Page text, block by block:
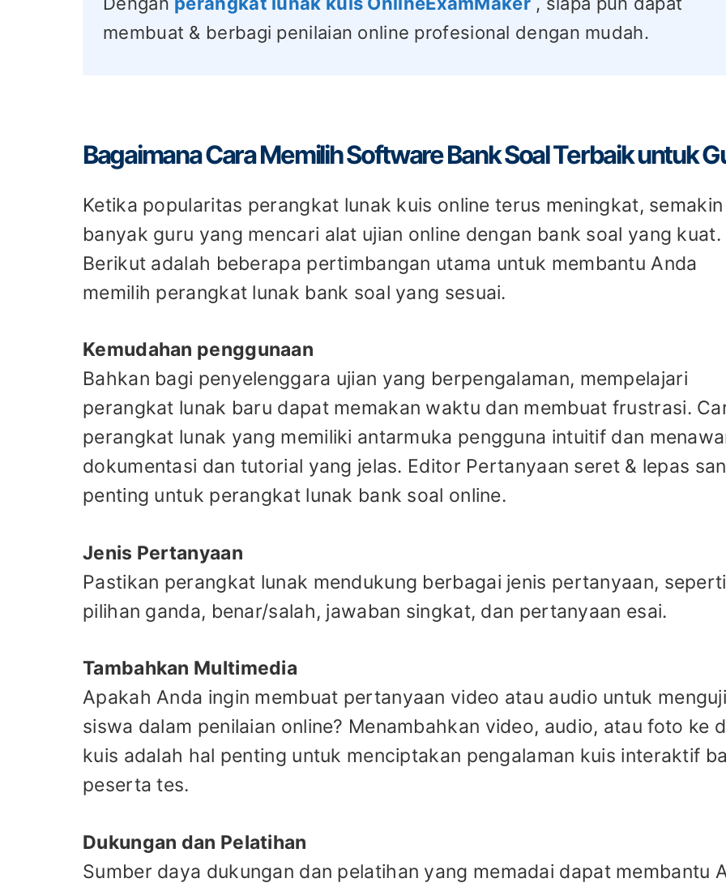
membuat & berbagi penilaian online profesional dengan mudah.
Bagaimana Cara Memilih Software Bank Soal Terbaik untuk
Ketika popularitas perangkat lunak kuis online terus meningkat, semakin
banyak guru yang mencari alat ujian online dengan bank soal yang kuat.
Berikut adalah beberapa pertimbangan utama untuk membantu Anda
memilih perangkat lunak bank soal yang sesuai.
Kemudahan penggunaan
Bahkan bagi penyelenggara ujian yang berpengalaman, mempelajari
perangkat lunak baru dapat memakan waktu dan membuat frustrasi.
perangkat lunak yang memiliki antarmuka pengguna intuitif dan
dokumentasi dan tutorial yang jelas. Editor Pertanyaan seret & lepas
penting untuk perangkat lunak bank soal online.
Jenis Pertanyaan
Pastikan perangkat lunak mendukung berbagai jenis pertanyaan, seperti
pilihan ganda, benar/salah, jawaban singkat, dan pertanyaan esai.
Tambahkan Multimedia
Apakah Anda ingin membuat pertanyaan video atau audio untuk
siswa dalam penilaian online? Menambahkan video, audio, atau foto ke
kuis adalah hal penting untuk menciptakan pengalaman kuis interaktif
peserta tes.
Dukungan dan Pelatihan
Sumber daya dukungan dan pelatihan yang memadai dapat membantu